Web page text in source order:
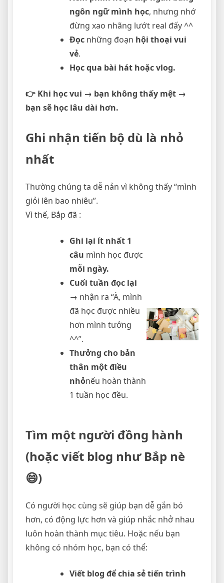
ngôn ngữ mình học, nhưng nhớ
đừng xao nhãng lướt real đấy ^^
Đọc những đoạn hội thoại vui
vẻ.
Học qua bài hát hoặc vlog.
👉 Khi học vui → bạn không thấy mệt →
bạn sẽ học lâu dài hơn.
Ghi nhận tiến bộ dù là nhỏ
nhất
Thường chúng ta dễ nản vì không thấy “mình
giỏi lên bao nhiêu”.
Vì thế, Bắp đã :
Ghi lại ít nhất 1
câu mình học được
mỗi ngày.
Cuối tuần đọc lại
→ nhận ra “À, mình
đã học được nhiều
hơn mình tưởng
^^”.
Thưởng cho bản
thân một điều
nhỏnếu hoàn thành
1 tuần học đều.
Tìm một người đồng hành
(hoặc viết blog như Bắp nè
😄)
Có người học cùng sẽ giúp bạn dễ gắn bó
hơn, có động lực hơn và giúp nhắc nhở nhau
luôn hoàn thành mục tiêu. Hoặc nếu bạn
không có nhóm học, bạn có thể:
Viết blog để chia sẻ tiến trình